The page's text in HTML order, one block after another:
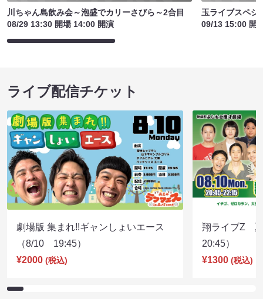
川ちゃん島飲み会～泡盛でカリーさびら～2合目
08/29 13:30 開場 14:00 開演
玉ライブスペシ
09/13 15:00 開
ライブ配信チケット
劇場版 集まれ!!ギャンしょいエース
（8/10 19:45）
¥2000 (税込)
翔ライブZ
20:45）
¥1300 (税込)